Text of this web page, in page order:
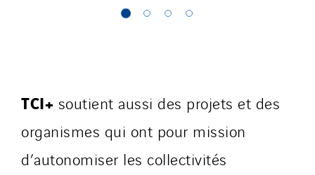
TCI+ soutient aussi des projets et des
organismes qui ont pour mission
d’autonomiser les collectivités